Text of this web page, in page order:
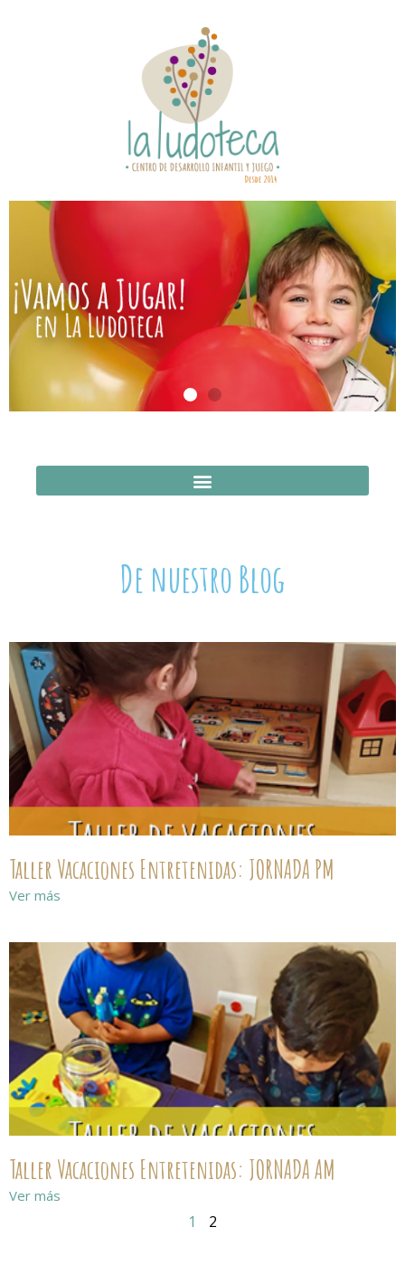
De nuestro Blog
Taller Vacaciones Entretenidas: JORNADA PM
Ver más
Taller Vacaciones Entretenidas: JORNADA AM
Ver más
1 2